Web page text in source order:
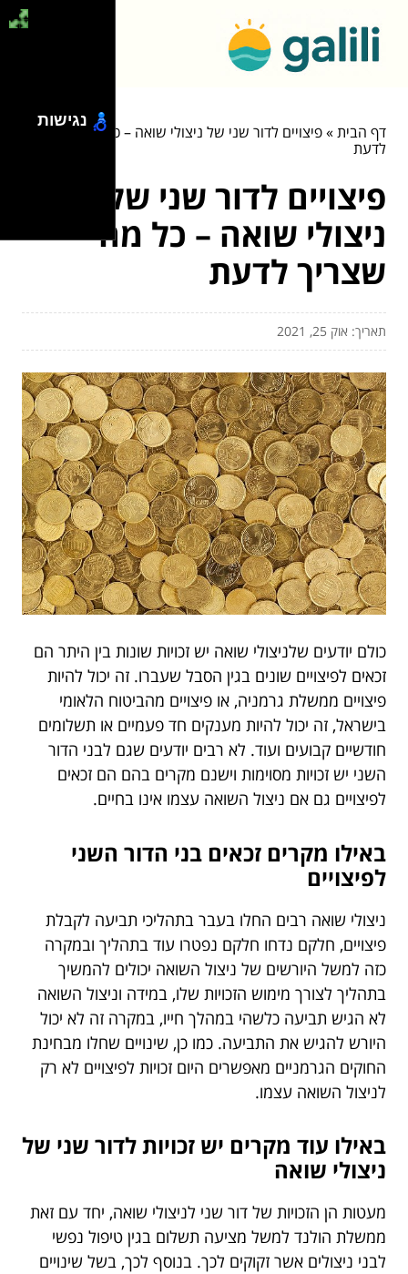
דף הבית»פיצויים לדור שני של ניצולי שואה – כל מה שצריך
לדעת
פיצויים לדור שני של
ניצולי שואה – כל מה
שצריך לדעת
תאריך: אוק 25, 2021
כולם יודעים שלניצולי שואה יש זכויות שונות בין היתר הם
זכאים לפיצויים שונים בגין הסבל שעברו. זה יכול להיות
פיצויים ממשלת גרמניה, או פיצויים מהביטוח הלאומי
בישראל, זה יכול להיות מענקים חד פעמיים או תשלומים
חודשיים קבועים ועוד. לא רבים יודעים שגם לבני הדור
השני יש זכויות מסוימות וישנם מקרים בהם הם זכאים
לפיצויים גם אם ניצול השואה עצמו אינו בחיים.
באילו מקרים זכאים בני הדור השני
לפיצויים
ניצולי שואה רבים החלו בעבר בתהליכי תביעה לקבלת
פיצויים, חלקם נדחו חלקם נפטרו עוד בתהליך ובמקרה
כזה למשל היורשים של ניצול השואה יכולים להמשיך
בתהליך לצורך מימוש הזכויות שלו, במידה וניצול השואה
לא הגיש תביעה כלשהי במהלך חייו, במקרה זה לא יכול
היורש להגיש את התביעה. כמו כן, שינויים שחלו מבחינת
החוקים הגרמניים מאפשרים היום זכויות לפיצויים לא רק
לניצול השואה עצמו.
באילו עוד מקרים יש זכויות לדור שני של
ניצולי שואה
מעטות הן הזכויות של דור שני לניצולי שואה, יחד עם זאת
ממשלת הולנד למשל מציעה תשלום בגין טיפול נפשי
לבני ניצולים אשר זקוקים לכך. בנוסף לכך, בשל שינויים
נגישות